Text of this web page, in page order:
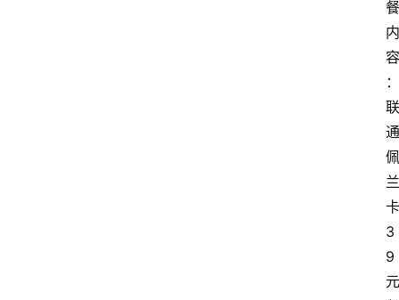
餐
内
容
：
联
通
佩
兰
卡
3
9
元